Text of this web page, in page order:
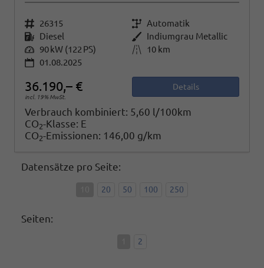
Fahrzeugnr. 26315 Getriebe Automatik
Kraftstoff Diesel Außenfarbe Indiumgrau Metallic
Leistung 90 kW (122 PS) Kilometerstand
10 km
01.08.2025
36.190,– €
incl. 19% MwSt.
Details
Verbrauch kombiniert: 5,60 l/100km
CO2-Klasse: E
CO2-Emissionen: 146,00 g/km
Datensätze pro Seite:
20 50 100 250
Seiten:
2